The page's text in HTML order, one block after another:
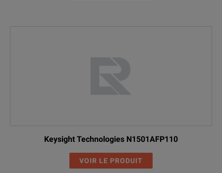
Keysight Technologies N1501AFP110
VOIR LE PRODUIT